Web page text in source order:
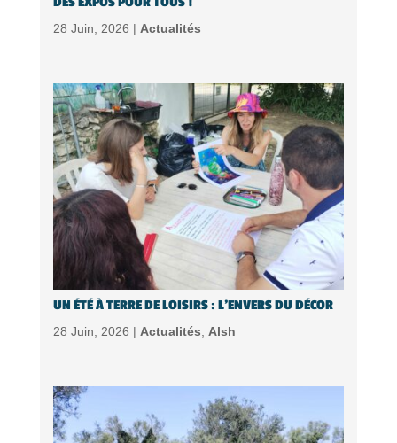
28 Juin, 2026 | Actualités
UN ÉTÉ À TERRE DE LOISIRS : L’ENVERS DU DÉCOR
28 Juin, 2026 | Actualités Alsh